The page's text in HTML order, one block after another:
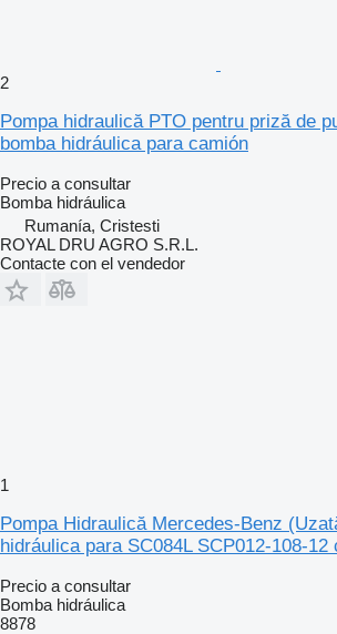
2
Pompa hidraulică PTO pentru priză de
bomba hidráulica para camión
Precio a consultar
Bomba hidráulica
Rumanía, Cristesti
ROYAL DRU AGRO S.R.L.
Contacte con el vendedor
1
Pompa Hidraulică Mercedes-Benz
hidráulica para SC084L SCP012-108-12
Precio a consultar
Bomba hidráulica
8878